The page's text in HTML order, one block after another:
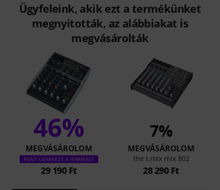
Ügyfeleink, akik ezt a termékünket
megnyitották, az alábbiakat is
megvásárolták
46%
MEGVÁSÁROLOM
PONT UGYANEZT A TERMÉKET
29 190 Ft
7%
MEGVÁSÁROLOM
the t.mix mix 802
28 290 Ft